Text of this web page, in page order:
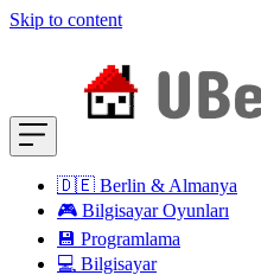
Skip to content
🇩🇪 Berlin & Almanya
🎮 Bilgisayar Oyunları
💾 Programlama
💻 Bilgisayar